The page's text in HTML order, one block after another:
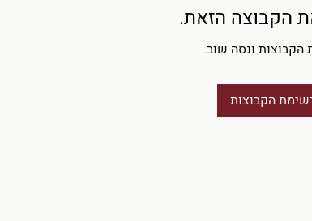
הקבוצה הזאת.
הקבוצות ונסה שוב.
הקבוצות